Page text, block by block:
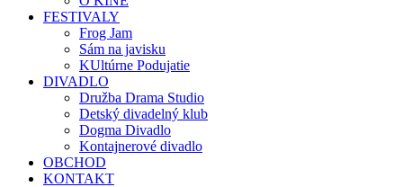
FESTIVALY
Frog Jam
Sám na javisku
KUltúrne Podujatie
DIVADLO
Družba Drama Studio
Detský divadelný klub
Dogma Divadlo
Kontajnerové divadlo
OBCHOD
KONTAKT